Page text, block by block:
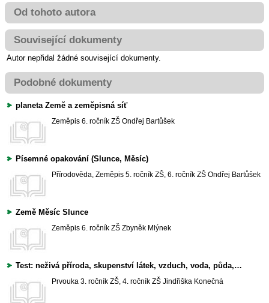
Od tohoto autora
Související dokumenty
Autor nepřidal žádné související dokumenty.
Podobné dokumenty
planeta Země a zeměpisná síť
Zeměpis 6. ročník ZŠ Ondřej Bartůšek
Písemné opakování (Slunce, Měsíc)
Přírodověda, Zeměpis 5. ročník ZŠ, 6. ročník ZŠ Ondřej Bartůšek
Země Měsíc Slunce
Zeměpis 6. ročník ZŠ Zbyněk Mlýnek
Test: neživá příroda, skupenství látek, vzduch, voda, půda, Slunce a Země
Prvouka 3. ročník ZŠ, 4. ročník ZŠ Jindřiška Konečná